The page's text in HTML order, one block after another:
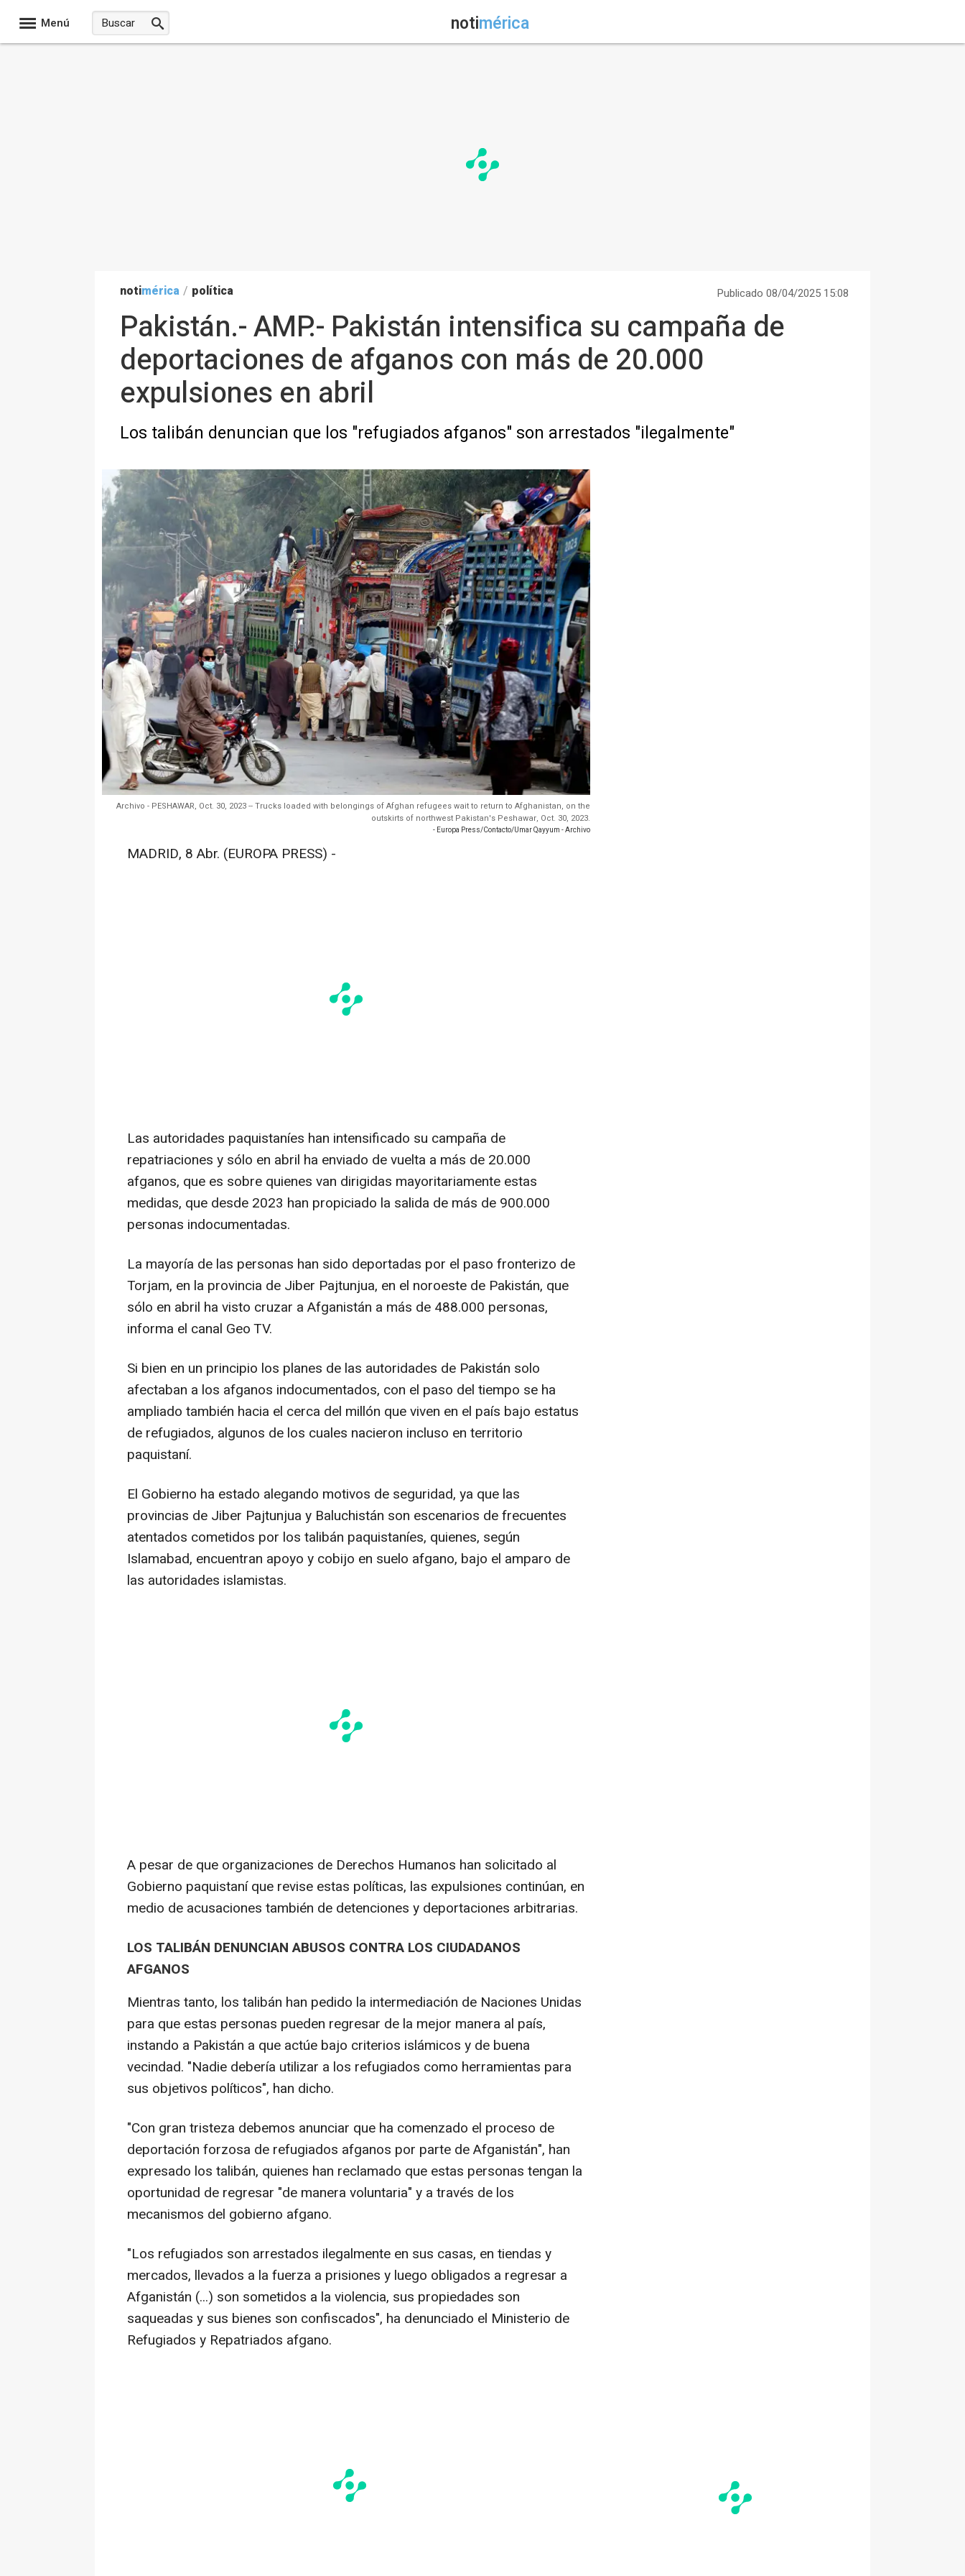
Menú notimérica
notimérica / política Publicado 08/04/2025 15:08
Pakistán.- AMP.- Pakistán intensifica su campaña de
deportaciones de afganos con más de 20.000
expulsiones en abril
Los talibán denuncian que los "refugiados afganos" son arrestados "ilegalmente"
Archivo - PESHAWAR, Oct. 30, 2023 -- Trucks loaded with belongings of Afghan refugees wait to return to Afghanistan, on the
outskirts of northwest Pakistan's Peshawar, Oct. 30, 2023.
- Europa Press/Contacto/Umar Qayyum - Archivo
MADRID, 8 Abr. (EUROPA PRESS) -
Las autoridades paquistaníes han intensificado su campaña de
repatriaciones y sólo en abril ha enviado de vuelta a más de 20.000
afganos, que es sobre quienes van dirigidas mayoritariamente estas
medidas, que desde 2023 han propiciado la salida de más de 900.000
personas indocumentadas.
La mayoría de las personas han sido deportadas por el paso fronterizo de
Torjam, en la provincia de Jiber Pajtunjua, en el noroeste de Pakistán, que
sólo en abril ha visto cruzar a Afganistán a más de 488.000 personas,
informa el canal Geo TV.
Si bien en un principio los planes de las autoridades de Pakistán solo
afectaban a los afganos indocumentados, con el paso del tiempo se ha
ampliado también hacia el cerca del millón que viven en el país bajo estatus
de refugiados, algunos de los cuales nacieron incluso en territorio
paquistaní.
El Gobierno ha estado alegando motivos de seguridad, ya que las
provincias de Jiber Pajtunjua y Baluchistán son escenarios de frecuentes
atentados cometidos por los talibán paquistaníes, quienes, según
Islamabad, encuentran apoyo y cobijo en suelo afgano, bajo el amparo de
las autoridades islamistas.
A pesar de que organizaciones de Derechos Humanos han solicitado al
Gobierno paquistaní que revise estas políticas, las expulsiones continúan, en
medio de acusaciones también de detenciones y deportaciones arbitrarias.
LOS TALIBÁN DENUNCIAN ABUSOS CONTRA LOS CIUDADANOS
AFGANOS
Mientras tanto, los talibán han pedido la intermediación de Naciones Unidas
para que estas personas pueden regresar de la mejor manera al país,
instando a Pakistán a que actúe bajo criterios islámicos y de buena
vecindad. "Nadie debería utilizar a los refugiados como herramientas para
sus objetivos políticos", han dicho.
"Con gran tristeza debemos anunciar que ha comenzado el proceso de
deportación forzosa de refugiados afganos por parte de Afganistán", han
expresado los talibán, quienes han reclamado que estas personas tengan la
oportunidad de regresar "de manera voluntaria" y a través de los
mecanismos del gobierno afgano.
"Los refugiados son arrestados ilegalmente en sus casas, en tiendas y
mercados, llevados a la fuerza a prisiones y luego obligados a regresar a
Afganistán (...) son sometidos a la violencia, sus propiedades son
saqueadas y sus bienes son confiscados", ha denunciado el Ministerio de
Refugiados y Repatriados afgano.